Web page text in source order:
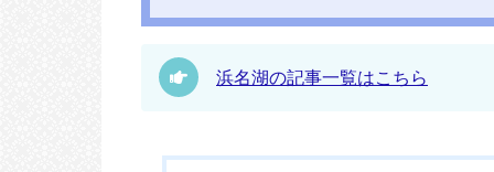
浜名湖の記事一覧はこちら